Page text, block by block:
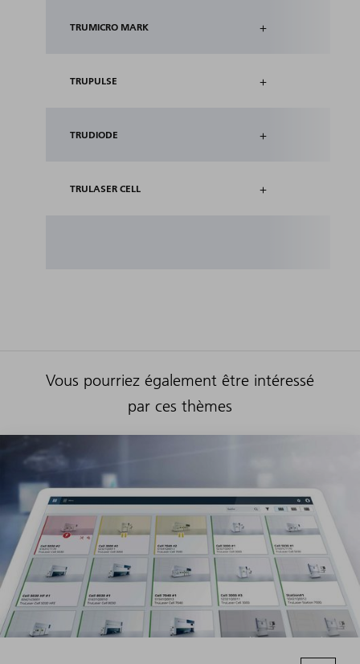
TRUMICRO MARK +
TRUPULSE +
TRUDIODE +
TRULASER CELL +
Vous pourriez également être intéressé
par ces thèmes